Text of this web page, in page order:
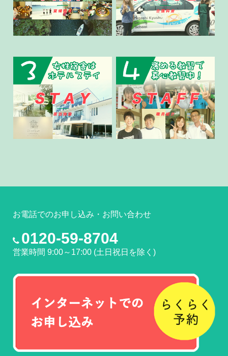
お電話でのお申し込み・お問い合わせ
0120-59-8704
営業時間 9:00～17:00 (土日祝日を除く)